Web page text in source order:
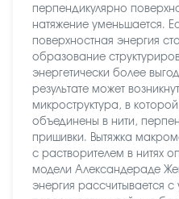
перпендикулярно
натяжение уменьшается.
поверхностная энергия
образование
энергетически более
результате может
микроструктура, в
объединены в нити,
пришивки. Вытяжка
с растворителем в нитях
модели Александераде
энергия рассчитывается с